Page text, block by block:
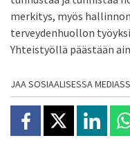
merkitys, myös
terveydenhuollon
Yhteistyöllä päästään
JAA SOSIAALISESSA
Jaa Facebookissa
Jaa X:ssäJaa